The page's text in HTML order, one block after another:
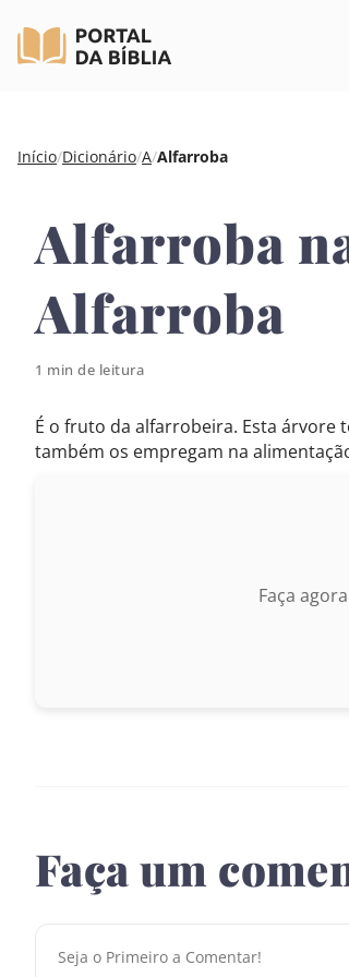
Pular
conteúdo
Início/Dicionário/A/Alfarroba
Alfarroba
Alfarroba
1 min de leitura
É o fruto da alfarrobeira. Esta árvore
também os empregam na
Faça
Faça um